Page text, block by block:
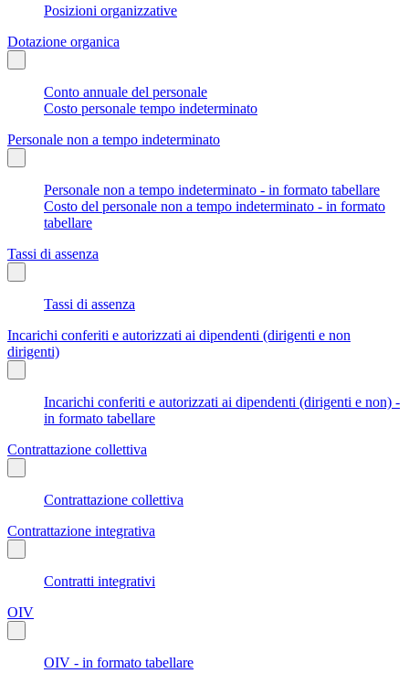
Posizioni organizzative
Dotazione organica
Conto annuale del personale
Costo personale tempo indeterminato
Personale non a tempo indeterminato
Personale non a tempo indeterminato - in formato tabellare
Costo del personale non a tempo indeterminato - in formato
tabellare
Tassi di assenza
Tassi di assenza
Incarichi conferiti e autorizzati ai dipendenti (dirigenti e non
dirigenti)
Incarichi conferiti e autorizzati ai dipendenti (dirigenti e non) -
in formato tabellare
Contrattazione collettiva
Contrattazione collettiva
Contrattazione integrativa
Contratti integrativi
OIV
OIV - in formato tabellare